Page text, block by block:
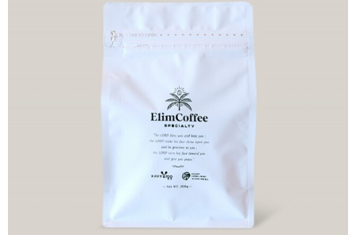
코케 허니
23,000₩ 25,000